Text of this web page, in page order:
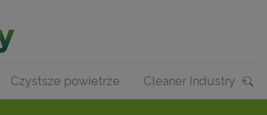
Czystsze powietrze Cleaner Industry